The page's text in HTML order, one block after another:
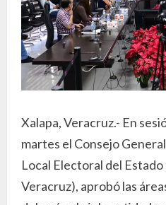
Xalapa, Veracruz.- En
martes el Consejo
Local Electoral del
Veracruz), aprobó las